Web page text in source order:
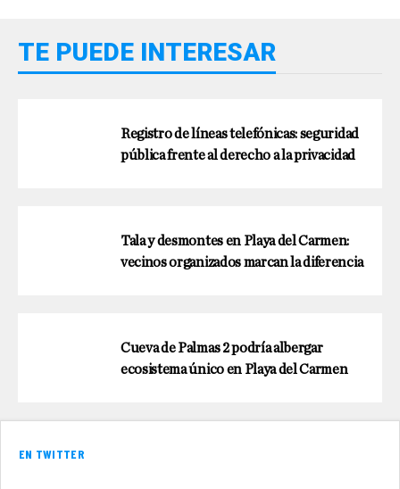
TE PUEDE INTERESAR
Registro de líneas telefónicas: seguridad
pública frente al derecho a la privacidad
Tala y desmontes en Playa del Carmen:
vecinos organizados marcan la diferencia
Cueva de Palmas 2 podría albergar
ecosistema único en Playa del Carmen
EN TWITTER